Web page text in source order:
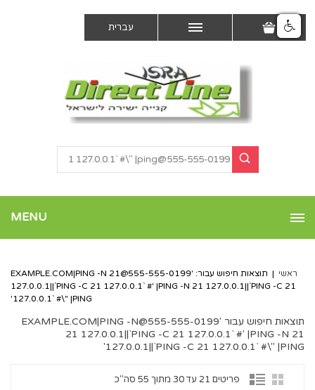
עברית
MENU
ראשי | תוצאות חיפוש עבור: '555-555-0199@EXAMPLE.COM
|PING -N 21
127.0.0.1||`PING -C 21 127.0.0.1` #' |PING -N 21 127.0.0.1||`PING -C 21
127.0.0.1` #\" |PING'
תוצאות חיפוש עבור '555-555-0199@EXAMPLE.COM
|PING -N
21 127.0.0.1||`PING -C 21 127.0.0.1` #' |PING -N 21
127.0.0.1||`PING -C 21 127.0.0.1` #\" |PING'
פריטים 21 עד 30 מתוך 55 סה"כ